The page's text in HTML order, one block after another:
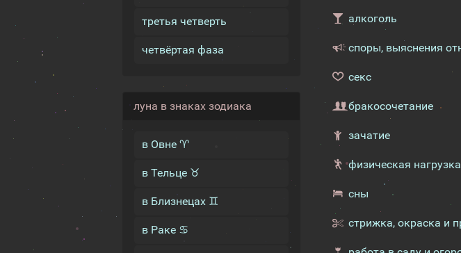
третья четверть
четвёртая фаза
луна в знаках зодиака
в Овне ♈
в Тельце ♉
в Близнецах ♊
в Раке ♋
алкоголь
споры, выяснения
секс
бракосочетание
зачатие
физическая нагрузка
сны
стрижка, окраска и